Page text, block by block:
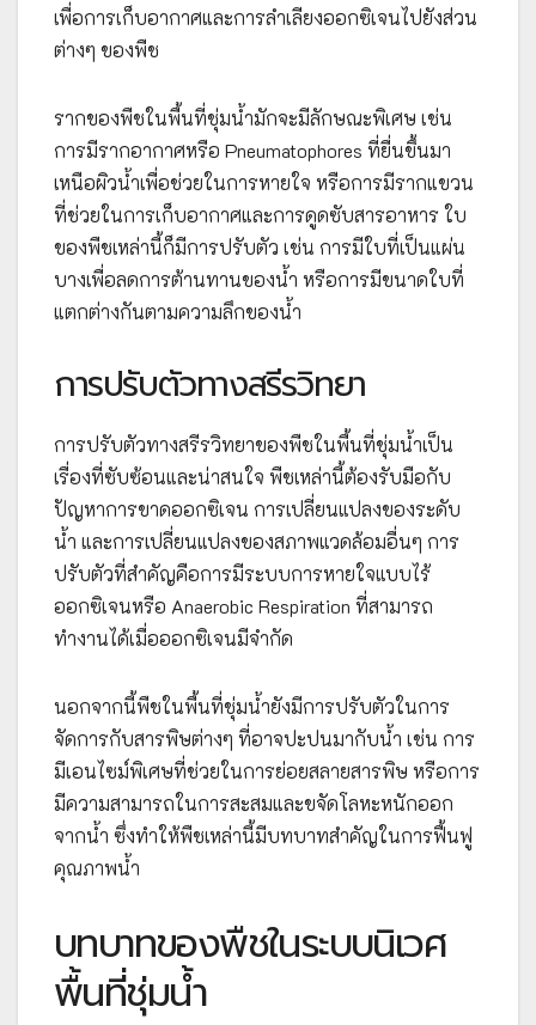
เพื่อการเก็บอากาศและการลำเลียงออกซิเจนไปยังส่วน
ต่างๆ ของพืช
รากของพืชในพื้นที่ชุ่มน้ำมักจะมีลักษณะพิเศษ เช่น
การมีรากอากาศหรือ Pneumatophores ที่ยื่นขึ้นมา
เหนือผิวน้ำเพื่อช่วยในการหายใจ หรือการมีรากแขวน
ที่ช่วยในการเก็บอากาศและการดูดซับสารอาหาร ใบ
ของพืชเหล่านี้ก็มีการปรับตัว เช่น การมีใบที่เป็นแผ่น
บางเพื่อลดการต้านทานของน้ำ หรือการมีขนาดใบที่
แตกต่างกันตามความลึกของน้ำ
การปรับตัวทางสรีรวิทยา
การปรับตัวทางสรีรวิทยาของพืชในพื้นที่ชุ่มน้ำเป็น
เรื่องที่ซับซ้อนและน่าสนใจ พืชเหล่านี้ต้องรับมือกับ
ปัญหาการขาดออกซิเจน การเปลี่ยนแปลงของระดับ
น้ำ และการเปลี่ยนแปลงของสภาพแวดล้อมอื่นๆ การ
ปรับตัวที่สำคัญคือการมีระบบการหายใจแบบไร้
ออกซิเจนหรือ Anaerobic Respiration ที่สามารถ
ทำงานได้เมื่อออกซิเจนมีจำกัด
นอกจากนี้พืชในพื้นที่ชุ่มน้ำยังมีการปรับตัวในการ
จัดการกับสารพิษต่างๆ ที่อาจปะปนมากับน้ำ เช่น การ
มีเอนไซม์พิเศษที่ช่วยในการย่อยสลายสารพิษ หรือการ
มีความสามารถในการสะสมและขจัดโลหะหนักออก
จากน้ำ ซึ่งทำให้พืชเหล่านี้มีบทบาทสำคัญในการฟื้นฟู
คุณภาพน้ำ
บทบาทของพืชในระบบนิเวศ
พื้นที่ชุ่มน้ำ